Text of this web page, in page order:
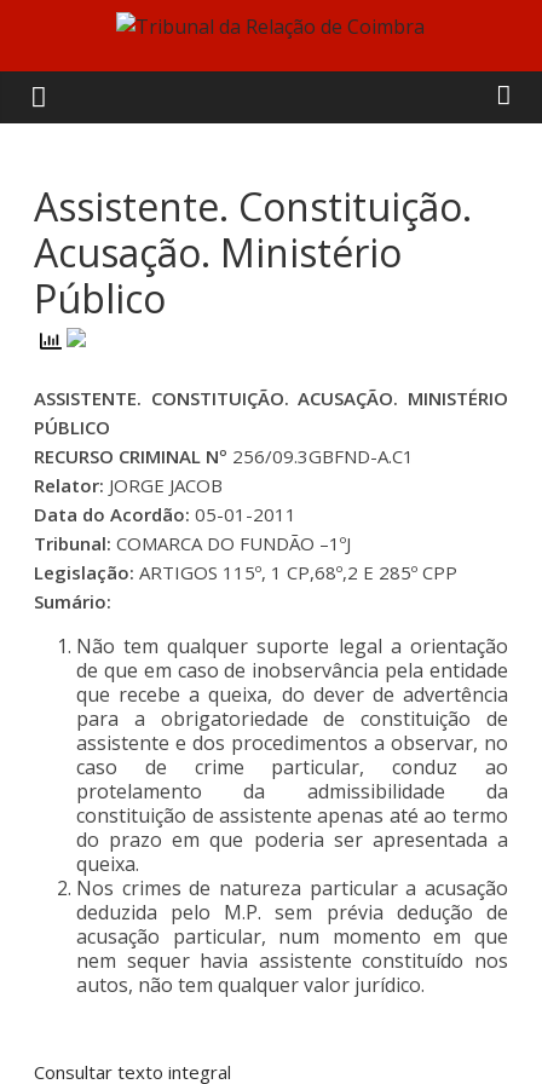
content
Tribunal
da
Relação
de
Coimbra
Assistente. Constituição.
Acusação. Ministério
Público
ASSISTENTE. CONSTITUIÇÃO. ACUSAÇÃO. MINISTÉRIO
PÚBLICO
RECURSO CRIMINAL Nº 256/09.3GBFND-A.C1
Relator: JORGE JACOB
Data do Acordão:05-01-2011
Tribunal:COMARCA DO FUNDÃO –1ºJ
Legislação:ARTIGOS 115º, 1 CP,68º,2 E 285º CPP
Sumário:
Não tem qualquer suporte legal a orientação
de que em caso de inobservância pela entidade
que recebe a queixa, do dever de advertência
para a obrigatoriedade de constituição de
assistente e dos procedimentos a observar, no
caso de crime particular, conduz ao
protelamento da admissibilidade da
constituição de assistente apenas até ao termo
do prazo em que poderia ser apresentada a
queixa.
Nos crimes de natureza particular a acusação
deduzida pelo M.P. sem prévia dedução de
acusação particular, num momento em que
nem sequer havia assistente constituído nos
autos, não tem qualquer valor jurídico.
Consultar texto integral